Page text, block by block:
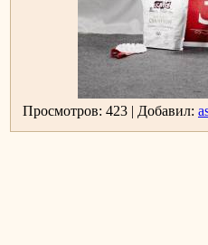
Просмотров: 423 | Добавил: